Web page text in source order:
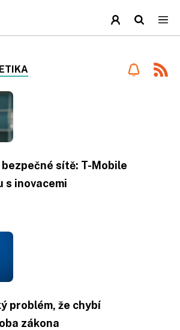
sítě: T-Mobile
s inovacemi
problém, že chybí
zákona